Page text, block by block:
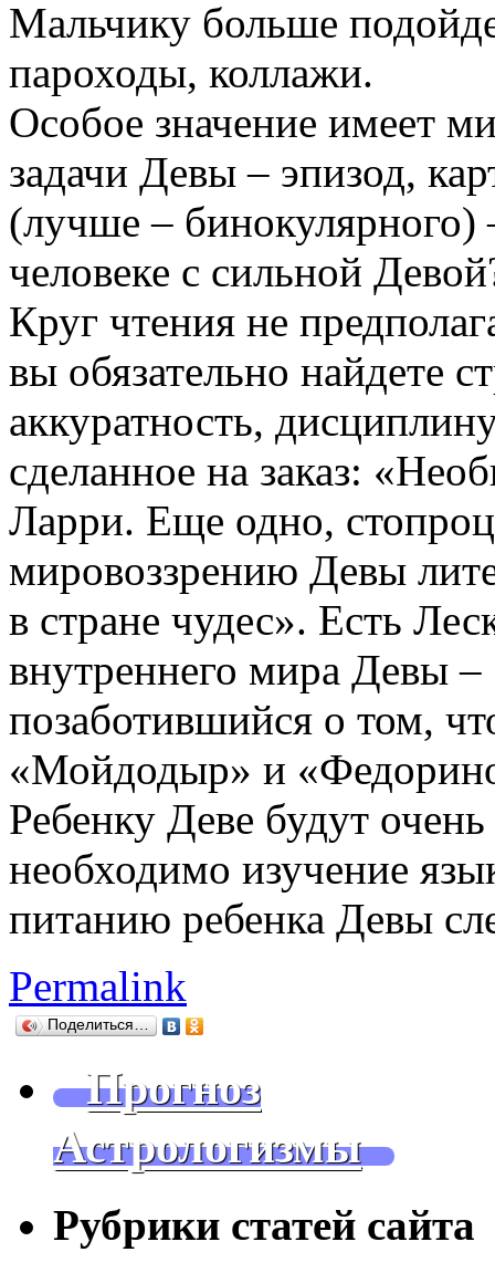
Мальчику больше
пароходы, коллажи.
Особое значение имеет
задачи Девы – эпизод,
(лучше – бинокулярного)
человеке с сильной
Круг чтения не
вы обязательно найдете
аккуратность,
сделанное на заказ:
Ларри. Еще одно,
мировоззрению Девы
в стране чудес». Есть
внутреннего мира Девы
позаботившийся о том,
«Мойдодыр» и
Ребенку Деве будут
необходимо изучение
питанию ребенка Девы
Permalink
Поделиться…
Прогноз
Астрологизмы
Рубрики статей сайта